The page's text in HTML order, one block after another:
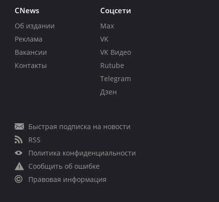
CNews
Об издании
Реклама
Вакансии
Контакты
Соцсети
Max
VK
VK Видео
Rutube
Telegram
Дзен
Быстрая подписка на новости
RSS
Политика конфиденциальности
Сообщить об ошибке
Правовая информация